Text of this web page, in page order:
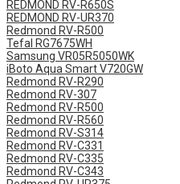
REDMOND RV-R650S
REDMOND RV-UR370
Redmond RV-R500
Tefal RG7675WH
Samsung VR05R5050WK
iBoto Aqua Smart V720GW
Redmond RV-R290
Redmond RV-307
Redmond RV-R500
Redmond RV-R560
Redmond RV-S314
Redmond RV-C331
Redmond RV-C335
Redmond RV-C343